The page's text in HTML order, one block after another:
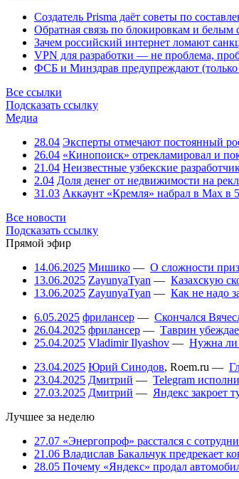
Создатель Prisma даёт советы по
Обратная связь по блокировкам и белым
Зачем российский интернет ломают
VPN для разработки — не проблема,
ФСБ и Минздрав предупреждают (только
Все ссылки
Подсказать ссылку
Медиа
28.04 Эксперты отмечают постоянный
26.04 «Кинопоиск» отрекламировал и
21.04 Неизвестные узбекские
2.04 Доля денег от недвижимости на
31.03 Аккаунт «Кремля» набрал в Max в
Все новости
Подсказать ссылку
Прямой эфир
14.06.2025 Мишико — О сложности
13.06.2025 ZayunyaTyan — Казахскую
13.06.2025 ZayunyaTyan — Как не надо
6.05.2025 фрилансер — Скончался
26.04.2025 фрилансер — Таврин
25.04.2025 Vladimir Ilyashov — Нужна ли
23.04.2025 Юрий Синодов, Roem.ru —
23.04.2025 Дмитрий — Telegram
27.03.2025 Дмитрий — Яндекс закроет
Лучшее за неделю
27.07 «Энергопроф» расстался с
21.06 Владислав Бакальчук предрекает
28.05 Почему «Яндекс» продал